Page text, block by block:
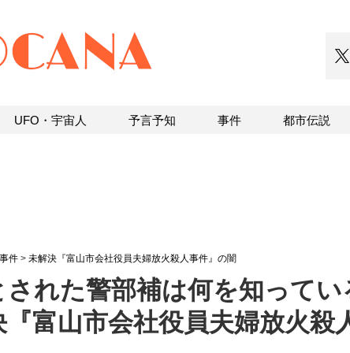
事件 > 未解決『富山市会社役員夫婦放火殺人事件』の闇
された警部補は何を知って
『富山市会社役員夫婦放火殺
UFO・宇宙人 予言予知 事件 都市伝説